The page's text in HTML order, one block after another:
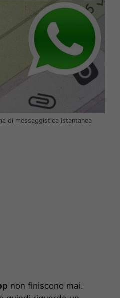
di messaggistica istantanea
non finiscono mai.